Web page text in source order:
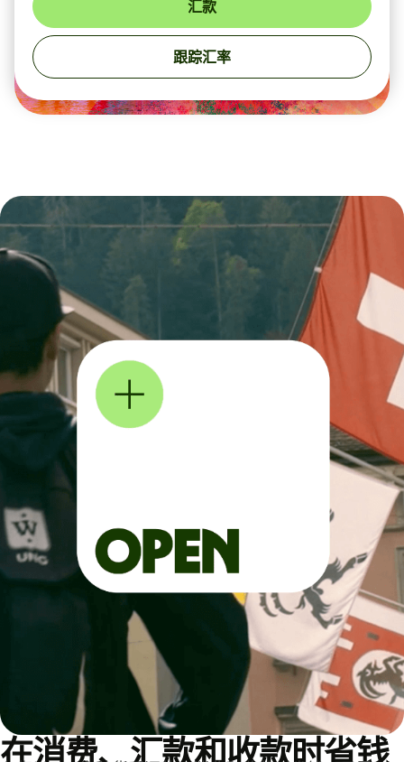
汇款
跟踪汇率
在消费、汇款和收款时省钱